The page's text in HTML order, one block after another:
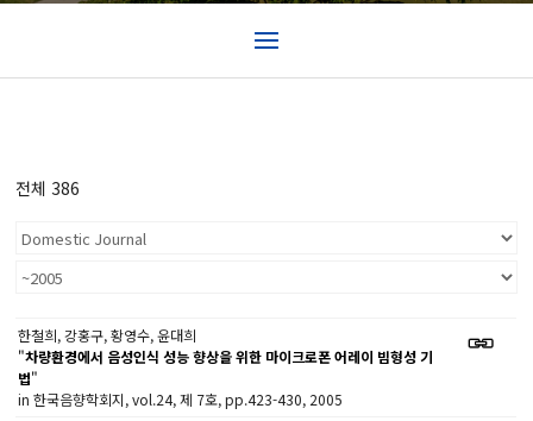
전체 386
한철희, 강홍구, 황영수, 윤대희
"차량환경에서 음성인식 성능 향상을 위한 마이크로폰 어레이 빔형성 기
법"
in 한국음향학회지, vol.24, 제 7호, pp.423-430, 2005